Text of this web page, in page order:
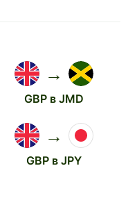
→
GBP в JMD
→
GBP в JPY